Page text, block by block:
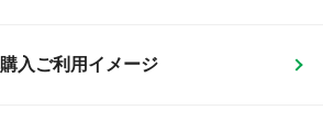
入ご利用イメージ